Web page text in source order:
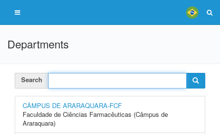
Departments
Search
CÂMPUS DE ARARAQUARA-FCF
Faculdade de Ciências Farmacêuticas (Câmpus de
Araraquara)